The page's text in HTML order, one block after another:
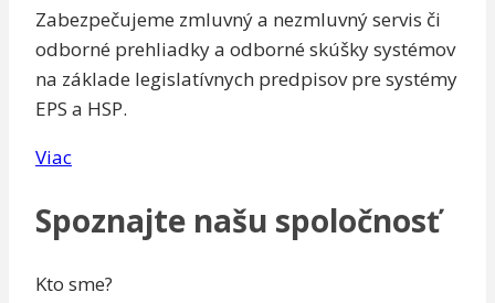
Zabezpečujeme zmluvný a nezmluvný servis či
odborné prehliadky a odborné skúšky systémov
na základe legislatívnych predpisov pre systémy
EPS a HSP.
Viac
Spoznajte našu spoločnosť
Kto sme?